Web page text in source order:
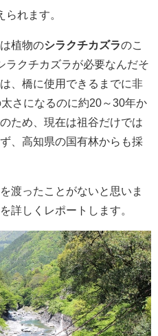
れます。
植物のシラクチカズラのこ
ラクチカズラが必要なんだそ
、橋に使用できるまでに非
さになるのに約20～30年か
ため、現在は祖谷だけでは
、高知県の国有林からも採
渡ったことがないと思いま
詳しくレポートします。